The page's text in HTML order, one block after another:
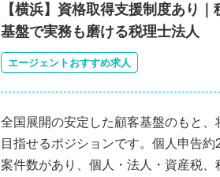
【横浜】資格取得支援制度あり
基盤で実務も磨ける税理士法人
エージェントおすすめ求人
全国展開の安定した顧客基盤のもと
目指せるポジションです。個人申告
案件数があり、個人・法人・資産税